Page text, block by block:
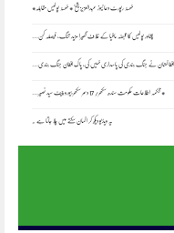
ٹھٹہ رپورٹ دعا نیوز عبدالعزیز شیخ *ٹھٹہ پولیس مقابلہ*
پشاور پولیس کا قبضہ مافیا کے خلاف گھیرا مزید تنگ، فیصلہ کن…
نے جنگ بندی کی پاسداری نہیں کی، پاک افغان جنگ بندی…
*محکمہ اطلاعات حکومت سندھ سکھر/ 17 دسمر سکھر بیورو چیف سید نصیر…
یہ ویڈیو دیکھ کر انسان سکتے میں چلا جاتا ہے ۔